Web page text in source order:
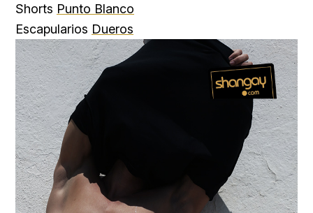
Shorts Punto Blanco
Escapularios Dueros